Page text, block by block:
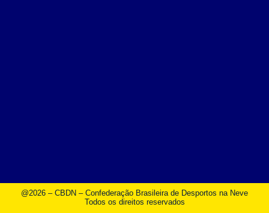
@2026 – CBDN – Confederação Brasileira de Desportos na Neve
Todos os direitos reservados